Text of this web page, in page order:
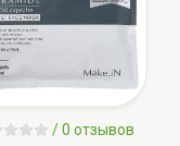
/0 отзывов